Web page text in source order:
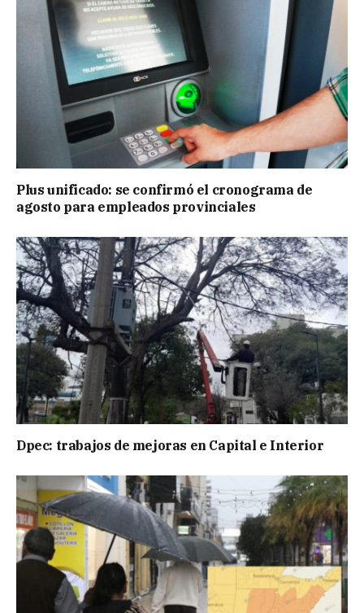
Plus unificado: se confirmó el cronograma de
agosto para empleados provinciales
Dpec: trabajos de mejoras en Capital e Interior